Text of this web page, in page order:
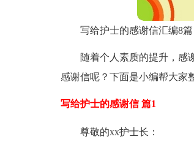
写给护士的感谢信汇编8篇
随着个人素质的提升，感
感谢信呢？下面是小编帮大家
写给护士的感谢信 篇1
尊敬的xx护士长：